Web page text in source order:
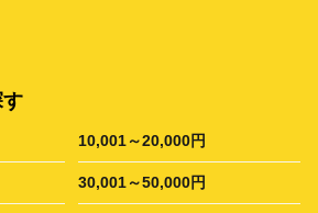
10,001～20,000円
30,001～50,000円